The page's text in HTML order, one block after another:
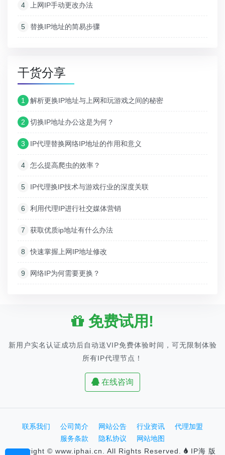
4 上网IP手动更改办法
5 替换IP地址的简易步骤
干货分享
1 解析更换IP地址与上网和玩游戏之间的秘密
2 切换IP地址办公这是为何？
3 IP代理替换网络IP地址的作用和意义
4 怎么提高爬虫的效率？
5 IP代理换IP技术与游戏行业的深度关联
6 利用代理IP进行社交媒体营销
7 获取优质ip地址有什么办法
8 快速掌握上网IP地址修改
9 网络IP为何需要更换？
免费试用!
新用户实名认证成功后自动送VIP免费体验时间，可无限制体验
所有IP代理节点！
在线咨询
联系我们 公司简介 网站公告 行业资讯
代理加盟
服务条款
隐私协议
网站地图
Copyright © www.iphai.cn. All Rights Reserved.
IP海 版